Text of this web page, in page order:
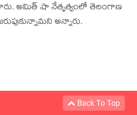
అమిత్ షా నేతృత్వంలో తెలంగాణ
అన్నారు.
Back To Top